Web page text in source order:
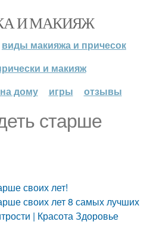
И МАКИЯЖ
виды макияжа и причесок
и макияж
дому
игры отзывы
старше
своих лет!
своих лет 8 самых лучших
| Красота Здоровье